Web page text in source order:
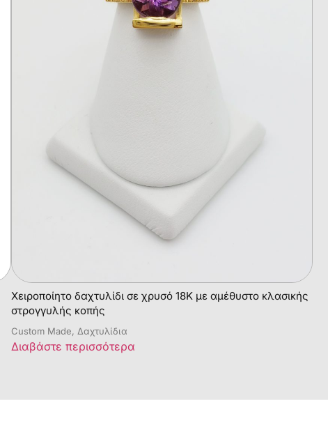
Χειροποίητο δαχτυλίδι σε χρυσό 18Κ με αμέθυστο κλασικής
στρογγυλής κοπής
Custom Made, Δαχτυλίδια
Διαβάστε περισσότερα